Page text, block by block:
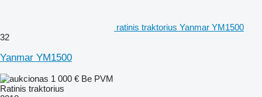
ratinis traktorius Yanmar YM1500
32
Yanmar YM1500
1 000 € Be PVM
Ratinis traktorius